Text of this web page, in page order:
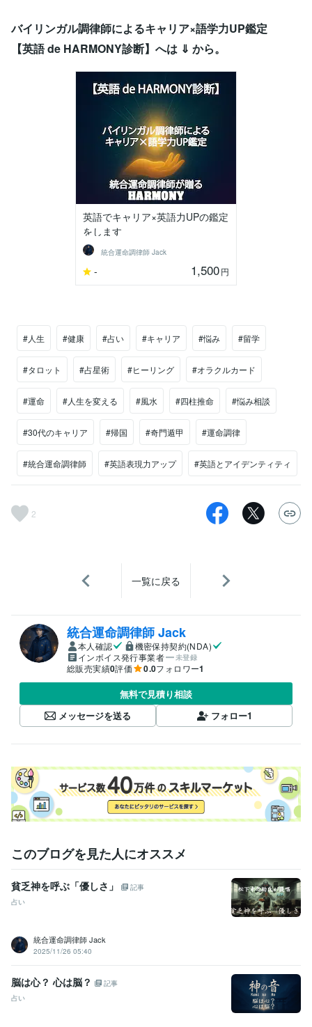
バイリンガル調律師によるキャリア×語学力UP鑑定
【英語 de HARMONY診断】へは ⇓ から。
英語でキャリア×英語力UPの鑑定
をします
統合運命調律師 Jack
- 1,500円
#人生 #健康 #占い #キャリア #悩み #留学
#タロット #占星術 #ヒーリング #オラクルカード
#運命 #人生を変える #風水 #四柱推命 #悩み相談
#30代のキャリア #帰国 #奇門遁甲 #運命調律
#統合運命調律師 #英語表現力アップ #英語とアイデンティティ
2
一覧に戻る
統合運命調律師 Jack
本人確認
機密保持契約(NDA)
インボイス発行事業者
未登録
総販売実績0評価 0.0フォロワー1
無料で見積り相談
メッセージを送る
フォロー1
このブログを見た人にオススメ
貧乏神を呼ぶ「優しさ」
記事
占い
統合運命調律師 Jack
2025/11/26 05:40
脳は心？ 心は脳？
記事
占い